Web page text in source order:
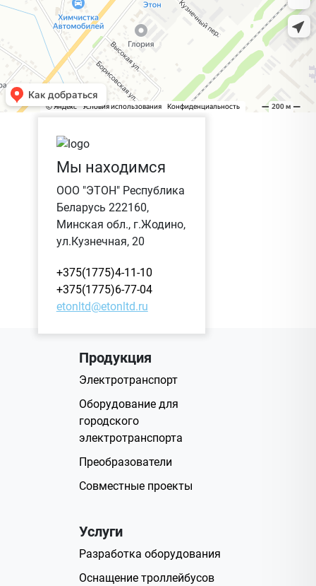
Мы находимся
ООО "ЭТОН" Республика
Беларусь 222160,
Минская обл., г.Жодино,
ул.Кузнечная, 20
+375(1775)4-11-10
+375(1775)6-77-04
etonltd@etonltd.ru
Продукция
Электротранспорт
Оборудование для
городского
электротранспорта
Преобразователи
Совместные проекты
Услуги
Разработка оборудования
Оснащение троллейбусов